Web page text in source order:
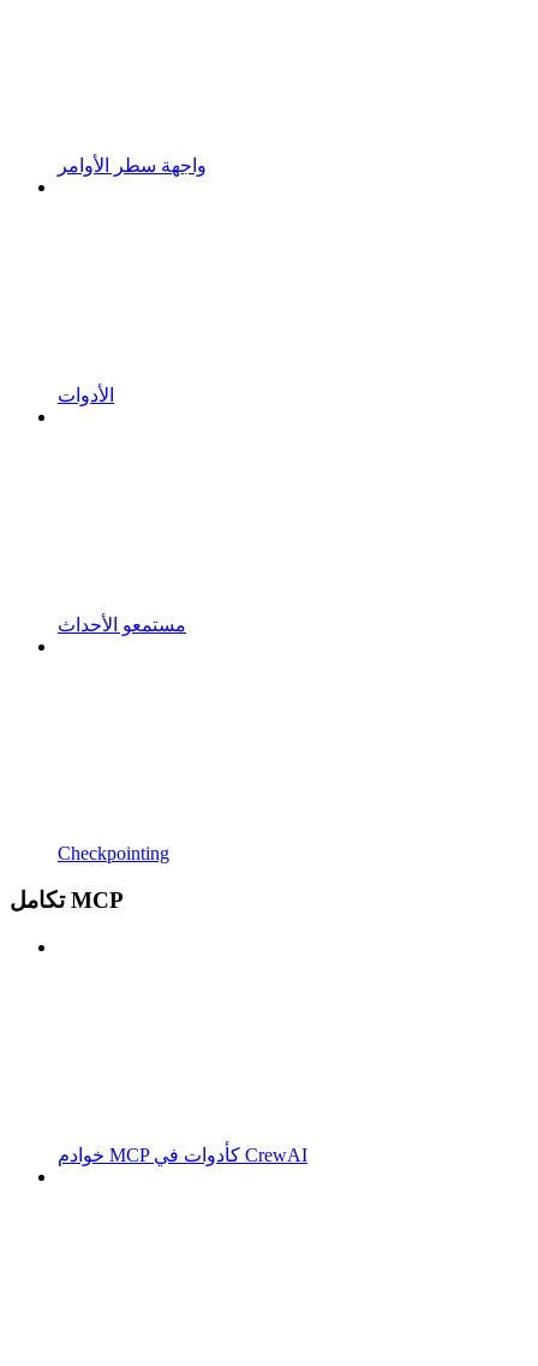
واجهة سطر الأوامر
الأدوات
مستمعو الأحداث
Checkpointing
تكامل MCP
خوادم MCP كأدوات في CrewAI